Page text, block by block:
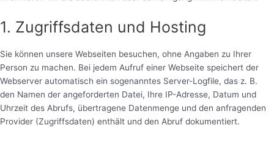
1. Zugriffsdaten und Hosting
Sie können unsere Webseiten besuchen, ohne Angaben zu Ihrer
Person zu machen. Bei jedem Aufruf einer Webseite speichert der
Webserver automatisch ein sogenanntes Server-Logfile, das z. B.
den Namen der angeforderten Datei, Ihre IP-Adresse, Datum und
Uhrzeit des Abrufs, übertragene Datenmenge und den anfragenden
Provider (Zugriffsdaten) enthält und den Abruf dokumentiert.